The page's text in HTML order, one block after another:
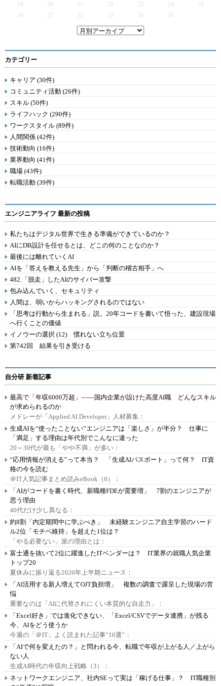
19
20 21 22 23 24
25
26
27 28 29 30 31
カテゴリー
キャリア (30件)
コミュニティ活動 (26件)
スキル (50件)
ライフハック (290件)
ワークスタイル (89件)
人間関係 (42件)
技術動向 (16件)
業界動向 (41件)
職場 (43件)
転職活動 (39件)
エンジニアライフ 最新の投稿
私たちはデジタル世界で生きる準備ができているのか？
AIにDB設計を任せるとは、どこの何のことなのか？
最後には離れていくAI
AIを「答えを教える先生」から「判断の稽古相手」へ
482.「脱走」したAIのサイバー攻撃
包み込んでいく、セキュリティ
人間は、弱いからハッキングされるのではない
「思考は行動から生まれる」説。20年コードを書いて悟った、建設現場
へ行くことの価値
イノウーの選択 (12) 慣れない立ち位置
第742回 結果を引き受ける
自分研 新着記事
最高で「年収6000万超」――国内企業が設けた高度AI職 どんなスキル
が求められるのか
メドレーが「Applied AI Developer」人材募集：
生成AIを“使ったことない”エンジニアは「楽しさ」が半分？ 仕事に
「満足」する理由は年代別でこんなに違った
20～30代が最も「やや不満」が多い：
“応用情報が消える”って本当？ 「生成AIパスポート」って何？ IT資
格の今を読む
＠IT人気記事まとめ読みeBook（6）：
「AIがコードを書く時代、新職種FDEが需要増」 7割のエンジニアが
思う理由
40代だけ少し異なる：
約8割「内定期間中に学ぶべき」 未経験エンジニア自主学習のハード
ル2位「モチベ維持」を超えた1位は？
「やる必要ない」派の理由とは：
富士通を抜いて2位に躍進したITベンダーは？ IT業界の就職人気企業
トップ20
夏休みに振り返る2026年上半期ニュース：
「AI活用する新人増えてOJT負担増」 複数の調査で露呈した現場の苦
悩
重要なのは「AIに代替されにくい本質的な自走力」：
「Excel好き」では進化できない、「Excel/CSVでデータ連携」が残る
今、AIをどう使うか
今週の「＠IT」よく読まれた記事“10選”：
「AIで何を変えたの？」と問われる今、転職で年収が上がる人／上がら
ない人
生成AI時代の年収向上戦略（3）：
ネットワークエンジニア、社内SEって実は「稼げる仕事」？ IT職種別